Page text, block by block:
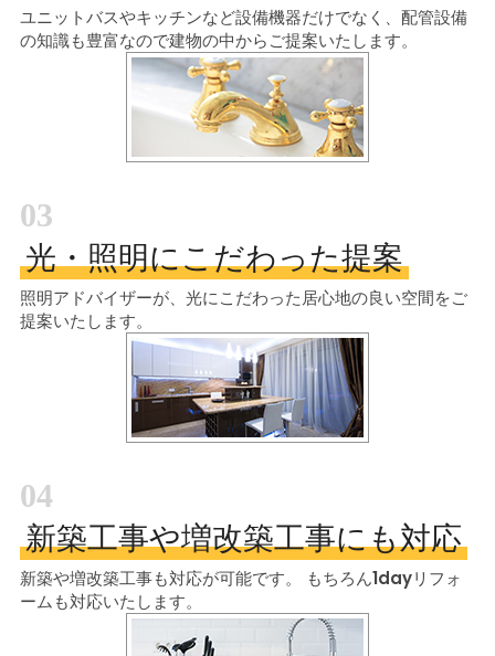
ユニットバスやキッチンなど設備機器だけでなく、配管設備
の知識も豊富なので建物の中からご提案いたします。
03
光・照明にこだわった提案
照明アドバイザーが、光にこだわった居心地の良い空間をご
提案いたします。
04
新築工事や増改築工事にも対応
新築や増改築工事も対応が可能です。
もちろん1dayリフォ
ームも対応いたします。